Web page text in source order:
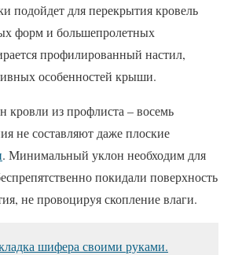
подойдет для перекрытия кровель
форм и большепролетных
профилированный настил,
особенностей крыши.
из профлиста – восемь
не составляют даже плоские
. Минимальный уклон необходим для
покидали поверхность
не провоцируя скопление влаги.
шифера своими руками.